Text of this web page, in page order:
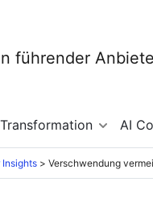
Transformation AI